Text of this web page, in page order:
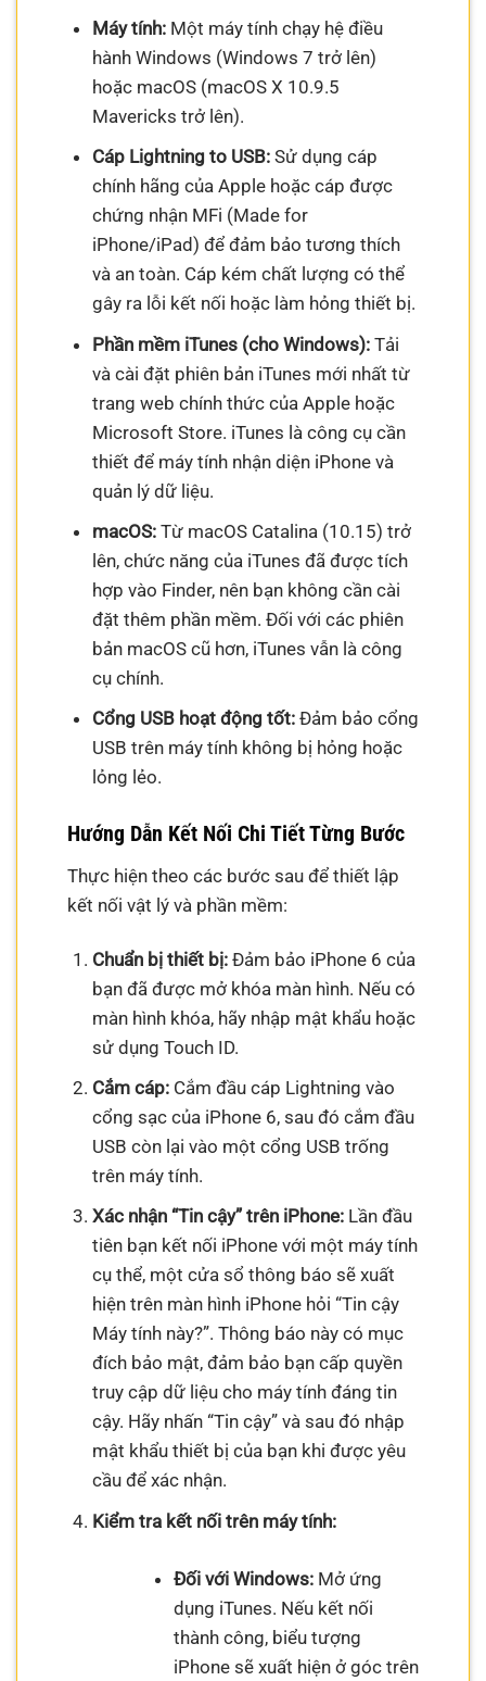
Máy tính:Một máy tính chạy hệ điều
hành Windows (Windows 7 trở lên)
hoặc macOS (macOS X 10.9.5
Mavericks trở lên).
Cáp Lightning to USB:Sử dụng cáp
chính hãng của Apple hoặc cáp được
chứng nhận MFi (Made for
iPhone/iPad) để đảm bảo tương thích
và an toàn. Cáp kém chất lượng có thể
gây ra lỗi kết nối hoặc làm hỏng thiết bị.
Phần mềm iTunes (cho Windows):Tải
và cài đặt phiên bản iTunes mới nhất từ
trang web chính thức của Apple hoặc
Microsoft Store. iTunes là công cụ cần
thiết để máy tính nhận diện iPhone và
quản lý dữ liệu.
macOS:Từ macOS Catalina (10.15) trở
lên, chức năng của iTunes đã được tích
hợp vào Finder, nên bạn không cần cài
đặt thêm phần mềm. Đối với các phiên
bản macOS cũ hơn, iTunes vẫn là công
cụ chính.
Cổng USB hoạt động tốt:Đảm bảo cổng
USB trên máy tính không bị hỏng hoặc
lỏng lẻo.
Hướng Dẫn Kết Nối Chi Tiết Từng Bước
Thực hiện theo các bước sau để thiết lập
kết nối vật lý và phần mềm:
Chuẩn bị thiết bị:Đảm bảo iPhone 6 của
bạn đã được mở khóa màn hình. Nếu có
màn hình khóa, hãy nhập mật khẩu hoặc
sử dụng Touch ID.
Cắm cáp:Cắm đầu cáp Lightning vào
cổng sạc của iPhone 6, sau đó cắm đầu
USB còn lại vào một cổng USB trống
trên máy tính.
Xác nhận “Tin cậy” trên iPhone:Lần đầu
tiên bạn kết nối iPhone với một máy tính
cụ thể, một cửa sổ thông báo sẽ xuất
hiện trên màn hình iPhone hỏi “Tin cậy
Máy tính này?”. Thông báo này có mục
đích bảo mật, đảm bảo bạn cấp quyền
truy cập dữ liệu cho máy tính đáng tin
cậy. Hãy nhấn “Tin cậy” và sau đó nhập
mật khẩu thiết bị của bạn khi được yêu
cầu để xác nhận.
Kiểm tra kết nối trên máy tính:
Đối với Windows:Mở ứng
dụng iTunes. Nếu kết nối
thành công, biểu tượng
iPhone sẽ xuất hiện ở góc trên